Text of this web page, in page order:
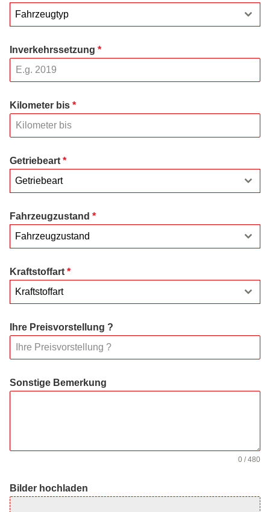
Fahrzeugtyp
Inverkehrssetzung *
Kilometer bis *
Getriebeart *
Getriebeart
Fahrzeugzustand *
Fahrzeugzustand
Kraftstoffart *
Kraftstoffart
Ihre Preisvorstellung ?
Sonstige Bemerkung
0 / 480
Bilder hochladen